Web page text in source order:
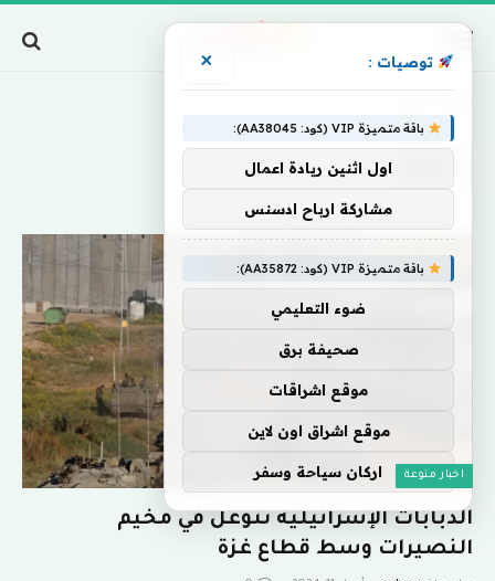
اخبار منوعة
الدبابات الإسرائيلية تتوغل في مخيم
النصيرات وسط قطاع غزة
توصيات : ×
باقة متميزة VIP (كود: AA38045):
اول اثنين ريادة اعمال
مشاركة ارباح ادسنس
باقة متميزة VIP (كود: AA35872):
ضوء التعليمي
صحيفة برق
موقع اشراقات
موقع اشراق اون لاين
اركان سياحة وسفر